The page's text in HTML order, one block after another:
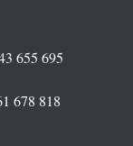
655 695
678 818